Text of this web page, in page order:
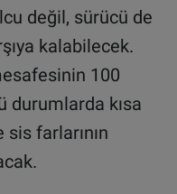
değil, sürücü de
kalabilecek.
100
durumlarda kısa
farlarının